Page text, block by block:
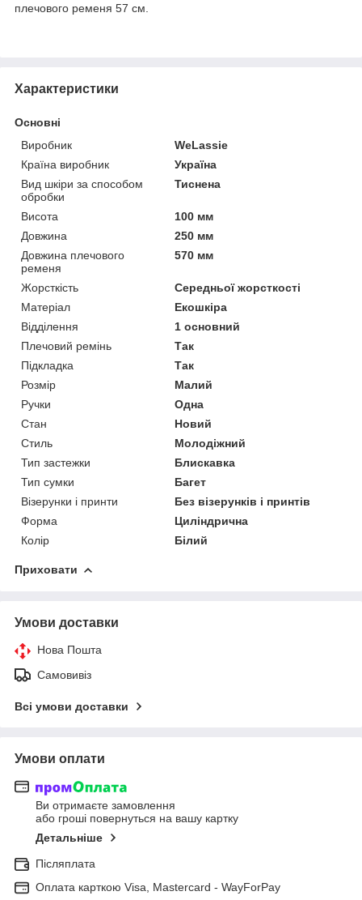
плечового ременя 57 см.
Характеристики
Основні
Виробник
WeLassie
Країна виробник
Україна
Вид шкіри за способом
обробки
Тиснена
Висота
100 мм
Довжина
250 мм
Довжина плечового
ременя
570 мм
Жорсткість
Середньої жорсткості
Матеріал
Екошкіра
Відділення
1 основний
Плечовий ремінь
Так
Підкладка
Так
Розмір
Малий
Ручки
Одна
Стан
Новий
Стиль
Молодіжний
Тип застежки
Блискавка
Тип сумки
Багет
Візерунки і принти
Без візерунків і принтів
Форма
Циліндрична
Колір
Білий
Приховати
Умови доставки
Нова Пошта
Самовивіз
Всі умови доставки
Умови оплати
Ви отримаєте замовлення
або гроші повернуться на вашу картку
Детальніше
Післяплата
Оплата карткою Visa, Mastercard - WayForPay